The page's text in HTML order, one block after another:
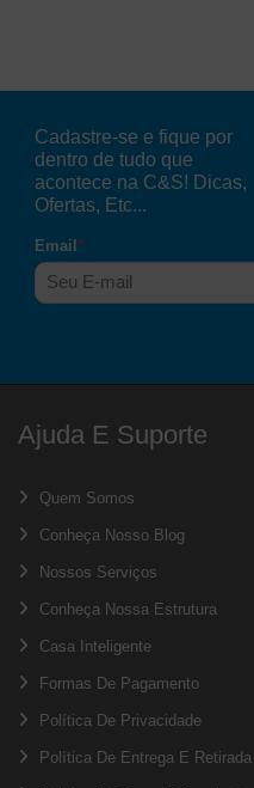
Cadastre-se e fique por
dentro de tudo que
acontece na C&S! Dicas,
Ofertas, Etc...
Email*
Ajuda E Suporte
Quem Somos
Conheça Nosso Blog
Nossos Serviços
Conheça Nossa Estrutura
Casa Inteligente
Formas De Pagamento
Política De Privacidade
Política De Entrega E Retirada